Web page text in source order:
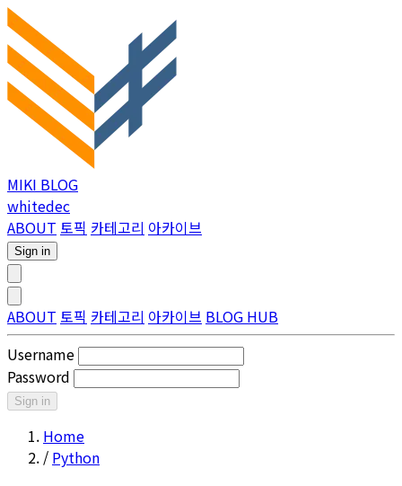
MIKI BLOG
whitedec
ABOUT 토픽 카테고리 아카이브
Sign in
ABOUT 토픽 카테고리 아카이브 BLOG HUB
Username
Password
Sign in
Home
/ Python